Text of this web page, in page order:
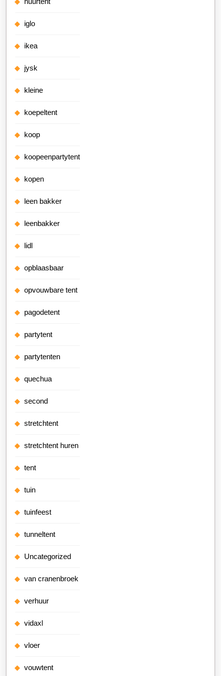
iglo
ikea
jysk
kleine
koepeltent
koop
koopeenpartytent
kopen
leen bakker
leenbakker
lidl
opblaasbaar
opvouwbare tent
pagodetent
partytent
partytenten
quechua
second
stretchtent
stretchtent huren
tent
tuin
tuinfeest
tunneltent
Uncategorized
van cranenbroek
verhuur
vidaxl
vloer
vouwtent